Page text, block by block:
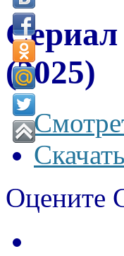
(2025)
Оцените